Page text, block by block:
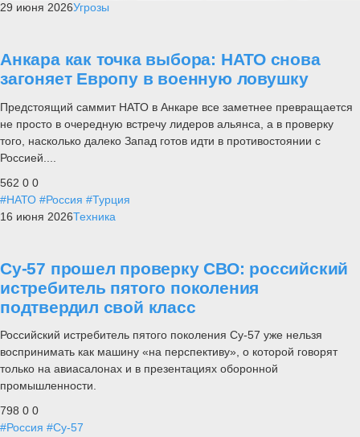
29 июня 2026Угрозы
Анкара как точка выбора: НАТО снова
загоняет Европу в военную ловушку
Предстоящий саммит НАТО в Анкаре все заметнее превращается
не просто в очередную встречу лидеров альянса, а в проверку
того, насколько далеко Запад готов идти в противостоянии с
Россией....
562 0 0
#НАТО #Россия #Турция
16 июня 2026Техника
Су-57 прошел проверку СВО: российский
истребитель пятого поколения
подтвердил свой класс
Российский истребитель пятого поколения Су-57 уже нельзя
воспринимать как машину «на перспективу», о которой говорят
только на авиасалонах и в презентациях оборонной
промышленности.
798 0 0
#Россия #Су-57